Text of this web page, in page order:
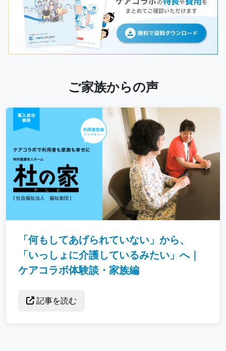
ご家族からの声
「何もしてあげられていない」から、
「いっしょに介護しているみたい」へ｜
ケアコラボ体験談・家族編
記事を読む